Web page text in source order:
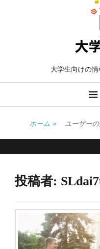
大学生向けの
ホーム » ユーザー
投稿者: